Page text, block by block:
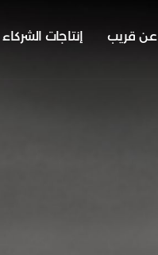
عن قريب إنتاجات الشركاء